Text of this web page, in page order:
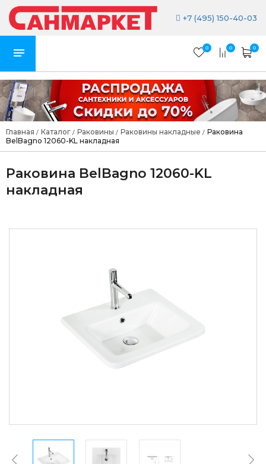
+7 (495) 150-40-03
0 0 0
Главная / Каталог / Раковины / Раковины накладные / Раковина
BelBagno 12060-KL накладная
Раковина BelBagno 12060-KL
накладная